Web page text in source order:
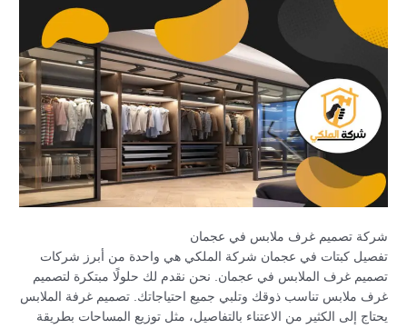
شركة تصميم غرف ملابس في عجمان
تفصيل كبتات في عجمان شركة الملكي هي واحدة من أبرز شركات
تصميم غرف الملابس في عجمان. نحن نقدم لك حلولًا مبتكرة لتصميم
غرف ملابس تناسب ذوقك وتلبي جميع احتياجاتك. تصميم غرفة الملابس
يحتاج إلى الكثير من الاعتناء بالتفاصيل، مثل توزيع المساحات بطريقة